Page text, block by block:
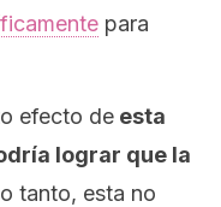
para
efecto de esta
lograr que la
tanto, esta no